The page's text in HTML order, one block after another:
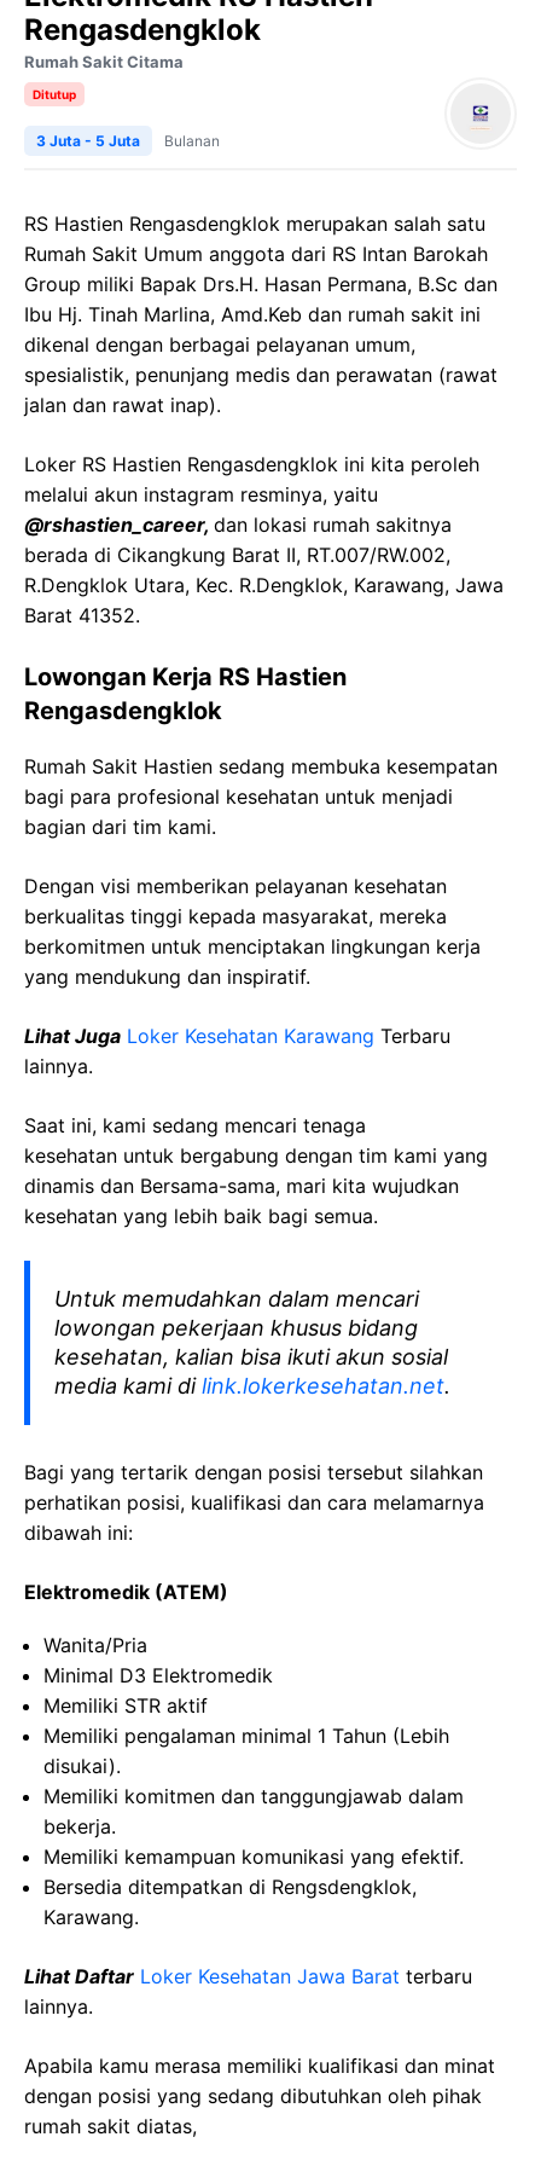
Rengasdengklok
Rumah Sakit Citama
Ditutup
3 Juta - 5 Juta Bulanan
RS Hastien Rengasdengklok merupakan salah satu
Rumah Sakit Umum anggota dari RS Intan Barokah
Group miliki Bapak Drs.H. Hasan Permana, B.Sc dan
Ibu Hj. Tinah Marlina, Amd.Keb dan rumah sakit ini
dikenal dengan berbagai pelayanan umum,
spesialistik, penunjang medis dan perawatan (rawat
jalan dan rawat inap).
Loker RS Hastien Rengasdengklok ini kita peroleh
melalui akun instagram resminya, yaitu
@rshastien_career, dan lokasi rumah sakitnya
berada di Cikangkung Barat II, RT.007/RW.002,
R.Dengklok Utara, Kec. R.Dengklok, Karawang, Jawa
Barat 41352.
Lowongan Kerja RS Hastien
Rengasdengklok
Rumah Sakit Hastien sedang membuka kesempatan
bagi para profesional kesehatan untuk menjadi
bagian dari tim kami.
Dengan visi memberikan pelayanan kesehatan
berkualitas tinggi kepada masyarakat, mereka
berkomitmen untuk menciptakan lingkungan kerja
yang mendukung dan inspiratif.
Lihat Juga Loker Kesehatan Karawang Terbaru
lainnya.
Saat ini, kami sedang mencari tenaga
kesehatan untuk bergabung dengan tim kami yang
dinamis dan Bersama-sama, mari kita wujudkan
kesehatan yang lebih baik bagi semua.
Untuk memudahkan dalam mencari
lowongan pekerjaan khusus bidang
kesehatan, kalian bisa ikuti akun sosial
media kami dilink.lokerkesehatan.net.
Bagi yang tertarik dengan posisi tersebut silahkan
perhatikan posisi, kualifikasi dan cara melamarnya
dibawah ini:
Elektromedik (ATEM)
Wanita/Pria
Minimal D3 Elektromedik
Memiliki STR aktif
Memiliki pengalaman minimal 1 Tahun (Lebih
disukai).
Memiliki komitmen dan tanggungjawab dalam
bekerja.
Memiliki kemampuan komunikasi yang efektif.
Bersedia ditempatkan di Rengsdengklok,
Karawang.
Lihat Daftar Loker Kesehatan Jawa Barat terbaru
lainnya.
Apabila kamu merasa memiliki kualifikasi dan minat
dengan posisi yang sedang dibutuhkan oleh pihak
rumah sakit diatas,